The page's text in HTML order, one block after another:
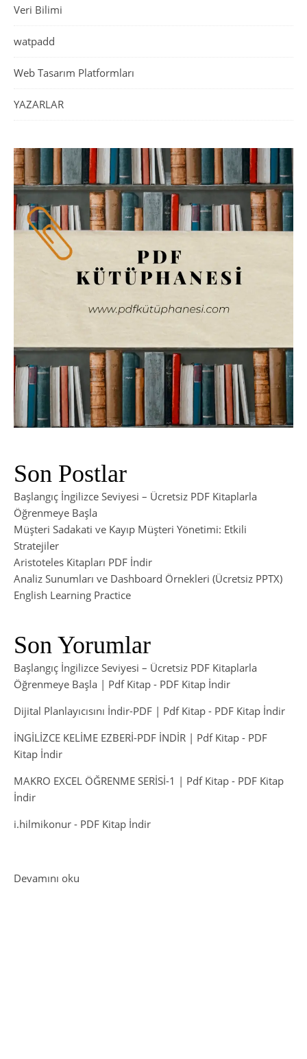
Veri Bilimi
watpadd
Web Tasarım Platformları
YAZARLAR
Son Postlar
Başlangıç İngilizce Seviyesi – Ücretsiz PDF Kitaplarla
Öğrenmeye Başla
Müşteri Sadakati ve Kayıp Müşteri Yönetimi: Etkili
Stratejiler
Aristoteles Kitapları PDF İndir
Analiz Sunumları ve Dashboard Örnekleri (Ücretsiz PPTX)
English Learning Practice
Son Yorumlar
Başlangıç İngilizce Seviyesi – Ücretsiz PDF Kitaplarla
Öğrenmeye Başla | Pdf Kitap - PDF Kitap İndir
Dijital Planlayıcısını İndir-PDF | Pdf Kitap - PDF Kitap İndir
İNGİLİZCE KELİME EZBERİ-PDF İNDİR | Pdf Kitap - PDF
Kitap İndir
MAKRO EXCEL ÖĞRENME SERİSİ-1 | Pdf Kitap - PDF Kitap
İndir
i.hilmikonur - PDF Kitap İndir
Devamını oku